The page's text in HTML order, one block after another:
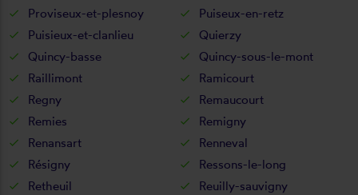
Proviseux-et-plesnoy
Puiseux-en-retz
Puisieux-et-clanlieu
Quierzy
Quincy-basse
Quincy-sous-le-mont
Raillimont
Ramicourt
Regny
Remaucourt
Remies
Remigny
Renansart
Renneval
Résigny
Ressons-le-long
Retheuil
Reuilly-sauvigny